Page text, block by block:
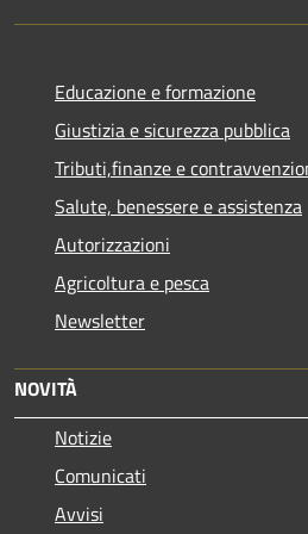
Educazione e formazione
Giustizia e sicurezza pubblica
Tributi,finanze e
Salute, benessere e assistenza
Autorizzazioni
Agricoltura e pesca
Newsletter
NOVITÀ
Notizie
Comunicati
Avvisi